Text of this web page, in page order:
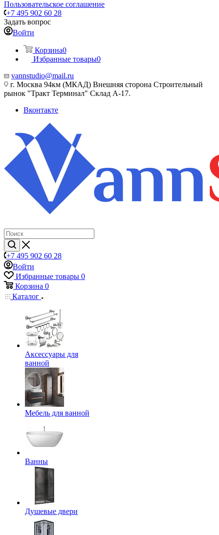
Пользовательское соглашение
+7 495 902 60 28
Задать вопрос
Войти
Корзина0
Избранные товары0
vannstudio@mail.ru
г. Москва 94км (МКАД) Внешняя сторона Строительный
рынок "Тракт Терминал" Склад А-17.
Вконтакте
+7 495 902 60 28
Войти
Избранные товары 0
Корзина 0
Каталог
Аксессуары для
ванной
Мебель для ванной
Ванны
Душевые двери